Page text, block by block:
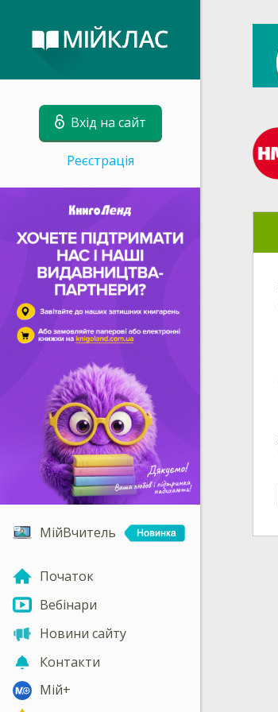
Вхід на сайт
Реєстрація
МійВчитель
Початок
Вебінари
Новини сайту
Контакти
Мій+